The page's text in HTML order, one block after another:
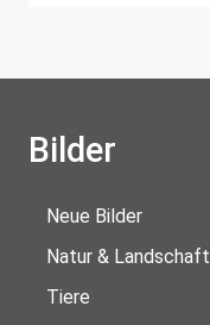
Bilder
Neue Bilder
Natur & Landschaft
Tiere